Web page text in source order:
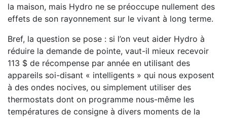
la maison, mais Hydro ne se préoccupe nullement des
effets de son rayonnement sur le vivant à long terme.
Bref, la question se pose : si l’on veut aider Hydro à
réduire la demande de pointe, vaut-il mieux recevoir
113 $ de récompense par année en utilisant des
appareils soi-disant « intelligents » qui nous exposent
à des ondes nocives, ou simplement utiliser des
thermostats dont on programme nous-même les
températures de consigne à divers moments de la